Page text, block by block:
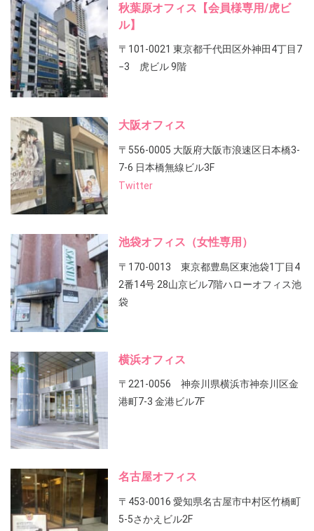
秋葉原オフィス【会員様専用/虎ビ
ル】
〒101-0021 東京都千代田区外神田4丁目7
−3 虎ビル 9階
大阪オフィス
〒556-0005 大阪府大阪市浪速区日本橋3-
7-6 日本橋無線ビル3F
Twitter
池袋オフィス（女性専用）
〒170-0013 東京都豊島区東池袋1丁目4
2番14号 28山京ビル7階ハローオフィス池
袋
横浜オフィス
〒221-0056 神奈川県横浜市神奈川区金
港町7-3 金港ビル7F
名古屋オフィス
〒453-0016 愛知県名古屋市中村区竹橋町
5-5さかえビル2F